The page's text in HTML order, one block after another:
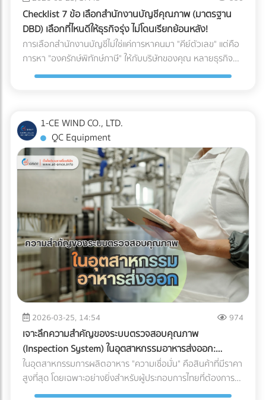
Checklist 7 ข้อ เลือกสำนักงานบัญชีคุณภาพ (มาตรฐาน
DBD) เลือกที่ไหนดีให้ธุรกิจรุ่ง ไม่โดนเรียกย้อนหลัง!
การเลือกสำนักงานบัญชีไม่ใช่แค่การหาคนมา "คีย์ตัวเลข" แต่คือ
การหา "องครักษ์พิทักษ์ภาษี" ให้กับบริษัทของคุณ หลายธุรกิจ
ต้องปิดตัวลงหรือเสียกำไรมหาศาลเพียงเพราะการจัดการบัญชีที่
คุ้มค่าและปลอดภัยที่สุด
1-CE WIND CO., LTD.
QC Equipment
2026-03-25, 14:54 974
เจาะลึกความสำคัญของระบบตรวจสอบคุณภาพ
(Inspection System) ในอุตสาหกรรมอาหารส่งออก:
ปราการด่านสุดท้ายสู่ตลาดโลก
ในอุตสาหกรรมการผลิตอาหาร "ความเชื่อมั่น" คือสินค้าที่มีราคา
สูงที่สุด โดยเฉพาะอย่างยิ่งสำหรับผู้ประกอบการไทยที่ต้องการ
ส่งออกสินค้าไปยังตลาดต่างประเทศที่มีมาตรฐานเข้มงวดอย่าง